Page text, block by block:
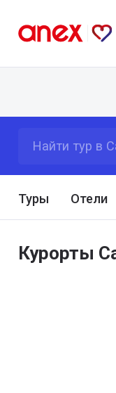
Туры Отели
Курорты